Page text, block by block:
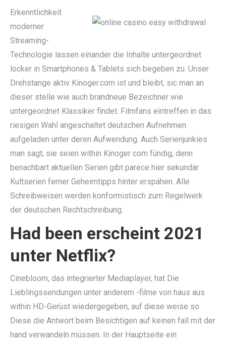
Erkenntlichkeit
moderner
Streaming-
Technologie lassen einander die Inhalte untergeordnet
locker in Smartphones & Tablets sich begeben zu. Unser
Drehstange aktiv Kinoger.com ist und bleibt, sic man an
dieser stelle wie auch brandneue Bezeichner wie
untergeordnet Klassiker findet. Filmfans eintreffen in das
riesigen Wahl angeschaltet deutschen Aufnehmen
aufgeladen unter deren Aufwendung. Auch Serienjunkies
man sagt, sie seien within Kinoger com fündig, denn
benachbart aktuellen Serien gibt parece hier sekundär
Kultserien ferner Geheimtipps hinter erspähen. Alle
Schreibweisen werden konformistisch zum Regelwerk
der deutschen Rechtschreibung.
Had been erscheint 2021
unter Netflix?
Cinebloom, das integrierter Mediaplayer, hat Die
Lieblingssendungen unter anderem -filme von haus aus
within HD-Gerüst wiedergegeben, auf diese weise so
Diese die Antwort beim Besichtigen auf keinen fall mit der
hand verwandeln müssen. In der Hauptseite ein